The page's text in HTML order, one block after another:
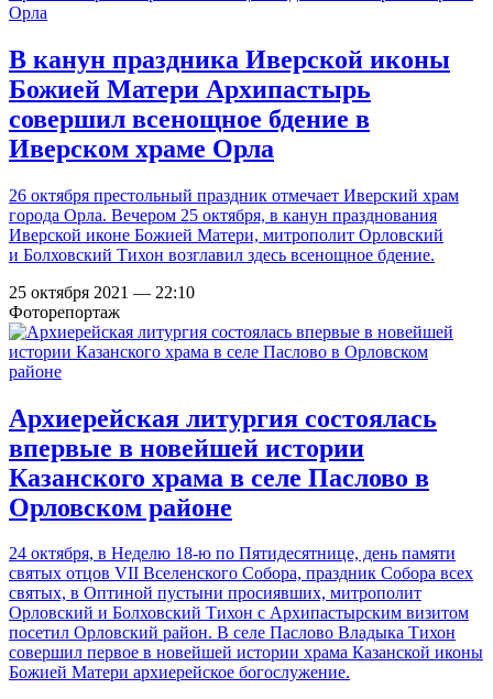
В канун праздника Иверской иконы
Божией Матери Архипастырь
совершил всенощное бдение в
Иверском храме Орла
26 октября престольный праздник отмечает Иверский храм
города Орла. Вечером 25 октября, в канун празднования
Иверской иконе Божией Матери, митрополит Орловский
и Болховский Тихон возглавил здесь всенощное бдение.
25 октября 2021 — 22:10
Фоторепортаж
Архиерейская литургия состоялась
впервые в новейшей истории
Казанского храма в селе Паслово в
Орловском районе
24 октября, в Неделю 18-ю по Пятидесятнице, день памяти
святых отцов VII Вселенского Собора, праздник Собора всех
святых, в Оптиной пустыни просиявших, митрополит
Орловский и Болховский Тихон с Архипастырским визитом
посетил Орловский район. В селе Паслово Владыка Тихон
совершил первое в новейшей истории храма Казанской иконы
Божией Матери архиерейское богослужение.